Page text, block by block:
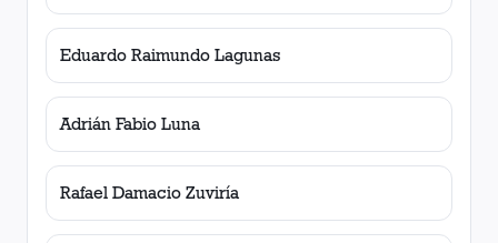
Eduardo Raimundo Lagunas
Adrián Fabio Luna
Rafael Damacio Zuviría